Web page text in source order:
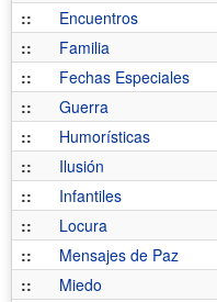
::
Encuentros
::
Familia
::
Fechas Especiales
::
Guerra
::
Humorísticas
::
Ilusión
::
Infantiles
::
Locura
::
Mensajes de Paz
::
Miedo